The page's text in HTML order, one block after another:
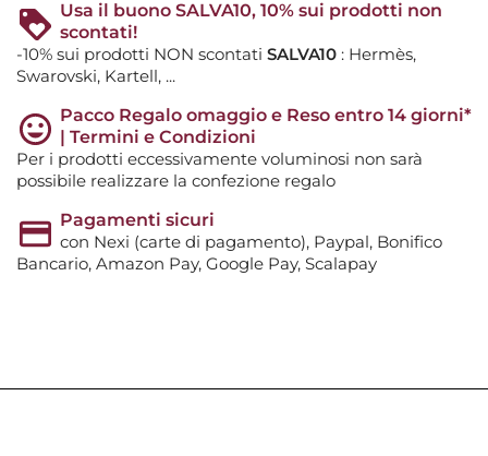
Usa il buono SALVA10, 10% sui prodotti non
scontati!
-10% sui prodotti NON scontati SALVA10 : Hermès,
Swarovski, Kartell, ...
Pacco Regalo omaggio e Reso entro 14 giorni*
| Termini e Condizioni
Per i prodotti eccessivamente voluminosi non sarà
possibile realizzare la confezione regalo
Pagamenti sicuri
con Nexi (carte di pagamento), Paypal, Bonifico
Bancario, Amazon Pay, Google Pay, Scalapay